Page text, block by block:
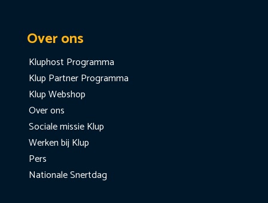
Over ons
Kluphost Programma
Klup Partner Programma
Klup Webshop
Over ons
Sociale missie Klup
Werken bij Klup
Pers
Nationale Snertdag